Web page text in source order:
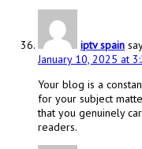
iptv spain
January 10, 2025 at
Your blog is a
for your subject
that you genuinely
readers.